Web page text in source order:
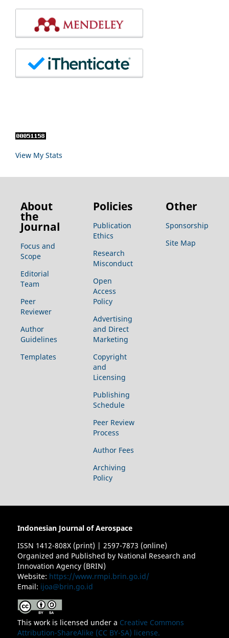
View My Stats
About
the
Journal
Focus and
Scope
Editorial
Team
Peer
Reviewer
Author
Guidelines
Templates
Policies
Publication
Ethics
Research
Misconduct
Open
Access
Policy
Advertising
and Direct
Marketing
Copyright
and
Licensing
Publishing
Schedule
Peer Review
Process
Author Fees
Archiving
Policy
Other
Sponsorship
Site Map
Indonesian Journal of Aerospace
ISSN 1412-808X (print) | 2597-7873 (online)
Organized and Published by National Research and
Innovation Agency (BRIN)
Website: https://www.rmpi.brin.go.id/
Email: ijoa@brin.go.id
This work is licensed under a Creative Commons
Attribution-ShareAlike (CC BY-SA) license.